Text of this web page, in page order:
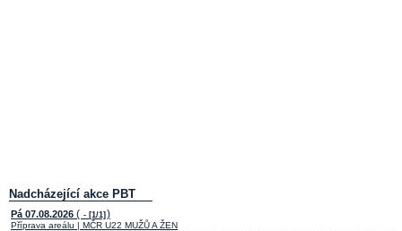
Nadcházející akce PBT
Pá 07.08.2026 ( - [1/1] )
Příprava areálu | MČR U22 MUŽŮ A ŽEN